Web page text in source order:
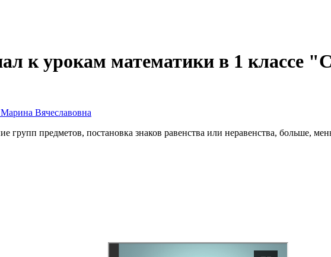
к урокам математики в 1 классе
Вячеславовна
групп предметов, постановка знаков равенства или неравенства, больше,